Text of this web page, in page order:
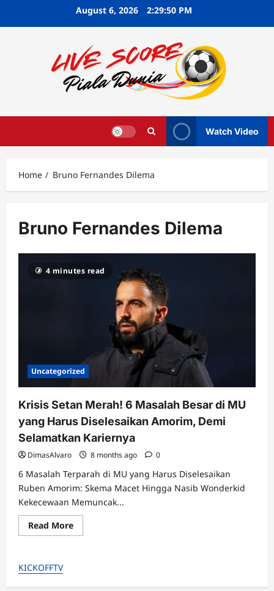
August 6, 2026 2:29:50 PM
Watch Video
Home Bruno Fernandes Dilema
Bruno Fernandes Dilema
4 minutes read
Uncategorized
Krisis Setan Merah! 6 Masalah Besar di MU
yang Harus Diselesaikan Amorim, Demi
Selamatkan Kariernya
DimasAlvaro 8 months ago 0
6 Masalah Terparah di MU yang Harus Diselesaikan
Ruben Amorim: Skema Macet Hingga Nasib Wonderkid
Kekecewaan Memuncak...
Read MoreRead
more
Masalah
KICKOFFTV